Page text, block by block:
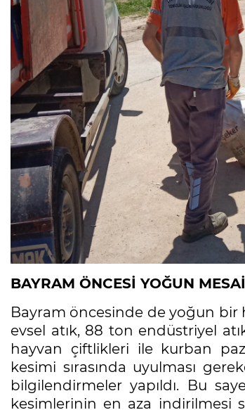
BAYRAM ÖNCESİ YOĞUN MESAİ
Bayram öncesinde de yoğun bir
evsel atık, 88 ton endüstriyel
hayvan çiftlikleri ile kurban
kesimi sırasında uyulması
bilgilendirmeler yapıldı. Bu
kesimlerinin en aza indirilmesi